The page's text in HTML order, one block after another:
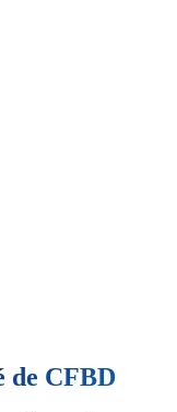
de CFBD